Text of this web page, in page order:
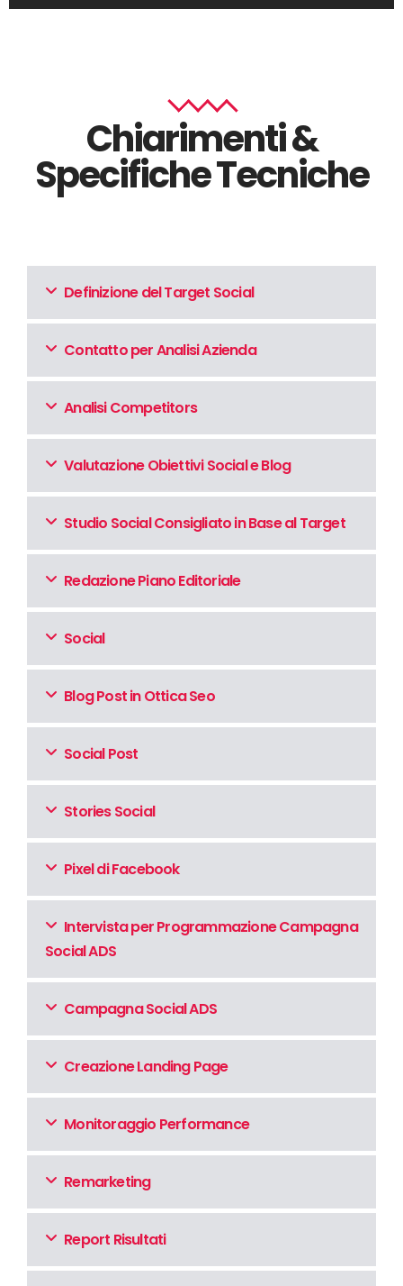
Chiarimenti &
Specifiche Tecniche
Definizione del Target Social
Contatto per Analisi Azienda
Analisi Competitors
Valutazione Obiettivi Social e Blog
Studio Social Consigliato in Base al Target
Redazione Piano Editoriale
Social
Blog Post in Ottica Seo
Social Post
Stories Social
Pixel di Facebook
Intervista per Programmazione Campagna
Social ADS
Campagna Social ADS
Creazione Landing Page
Monitoraggio Performance
Remarketing
Report Risultati